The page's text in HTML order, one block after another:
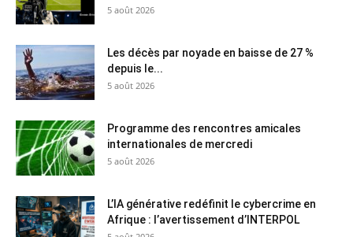
5 août 2026
Les décès par noyade en baisse de 27 %
depuis le...
5 août 2026
Programme des rencontres amicales
internationales de mercredi
5 août 2026
L’IA générative redéfinit le cybercrime en
Afrique : l’avertissement d’INTERPOL